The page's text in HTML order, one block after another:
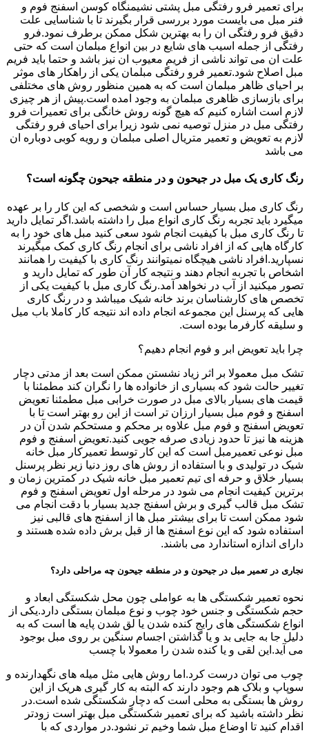
برای تعمیر فرو رفتگی مبل پشتی نشیمنگاه کوسن اسفنج فوم و
فنر مبل می بایست مورد بررسی قرار بگیرند تا با شناسایی علت
دقیق فرو رفتگی ان را به بهترین شکل ممکن برطرف نمود.فرو
رفتگی از جمله اسیب های شایع در بین انواع مبلمان است که حتی
علت ان می تواند ناشی از فریم معیوب ان نیز باشد و حتما باید فریم
مبل اصلاح شود.تعمیر فرو رفتگی مبلمان یکی از راهکار های موثر
بر احیای ظاهر مبلمان است که به همین منظور روش های مختلفی
برای بازسازی ظاهری مبلمان به وجود امده است.پیش از هر چیزی
لازم است اشاره کنیم که هیچ گونه روش خانگی برای تعمیرات فرو
رفتگی مبل در منزل توصیه نمی شود زیرا برای احیای فرو رفتگی
لازم به تعویض و تعمیر متریال اصلی مبلمان و رویه کوبی دوباره ان
می باشد
رنگ کاری یک مبل در جیحون و در منطقه جیحون چگونه است؟
رنگ کاری مبل بسیار حساس است و شخصی که این کار را بر عهده
میگیرد باید تجربه رنگ کاری انواع مبل را داشته باشد.اگر تمایل دارید
تا رنگ کاری مبل با کیفیت انجام شود سعی کنید مبل های خود را به
کارگاه هایی که از افراد ناشی برای انجام رنگ کاری کمک میگیرند
نسپارید.افراد ناشی هیچگاه نمیتوانند رنگ کاری با کیفیت را همانند
اشخاص با تجربه انجام دهند و نتیجه کار آن طور که تمایل دارید و
تصور میکنید از آب در نخواهد آمد.رنگ کاری مبل با کیفیت یکی از
تخصص های کارشناسان برند خانه شیک میباشد و در رنگ کاری
هایی که پرسنل این مجموعه انجام داده اند نتیجه کار کاملا باب میل
و سلیقه کارفرما بوده است.
چرا باید تعویض ابر و فوم انجام دهیم؟
تشک مبل معمولا بر اثر زیاد نشستن ممکن است بعد از مدتی دچار
تغییر حالت شود که بسیاری از خانواده ها را نگران کند مطمئنا با
قیمت های بسیار بالای مبل در صورت خرابی مبل مطمئنا تعویض
اسفنج و فوم مبل بسیار ارزان تر است از این رو بهتر است تا با
تعویض اسفنج و فوم مبل علاوه بر محکم و مستحکم شدن آن در
هزینه ها نیز تا حدود زیادی صرفه جویی کنید.تعویض اسفنج و فوم
مبل نوعی تعمیرمبل است که این کار توسط تعمیرکار مبل خانه
شیک در تولیدی و با استفاده از روش های روز دنیا زیر نظر پرسنل
بسیار خلاق و حرفه ای تیم تعمیر مبل خانه شیک در کمترین زمان و
برترین کیفیت انجام می شود در مرحله اول تعویض اسفنج و فوم
تشک مبل قالب گیری و برش اسفنج جدید بسیار با دقت انجام می
شود ممکن است تا برای بیشتر مبل ها از اسفنج های قالبی نیز
استفاده شود که این نوع اسفنج ها از قبل برش داده شده هستند و
دارای اندازه استاندارد می باشند.
نجاری در تعمیر مبل در جیحون و در منطقه جیحون چه مراحلی دارد؟
نحوه تعمیر شکستگی ها به عواملی چون محل شکستگی ابعاد و
حجم شکستگی و جنس خود چوب و نوع مبلمان بستگی دارد.یکی از
انواع شکستگی های رایج کنده شدن یا لق شدن پایه ها است که به
دلیل جا به جایی بد و یا گذاشتن اجسام سنگین بر روی مبل بوجود
می آید.این لقی و یا کنده شدن را معمولا با چسب
چوب می توان درست کرد.اما روش هایی مثل میله های نگهدارنده و
سوپاپ و بلاک هم وجود دارند که البته به کار گیری هریک از این
روش ها بستگی به محلی است که دچار شکستگی شده است.در
نظر داشته باشید که برای تعمیر شکستگی مبل بهتر است زودتر
اقدام کنید تا اوضاع مبل شما وخیم تر نشود.در مواردی که با